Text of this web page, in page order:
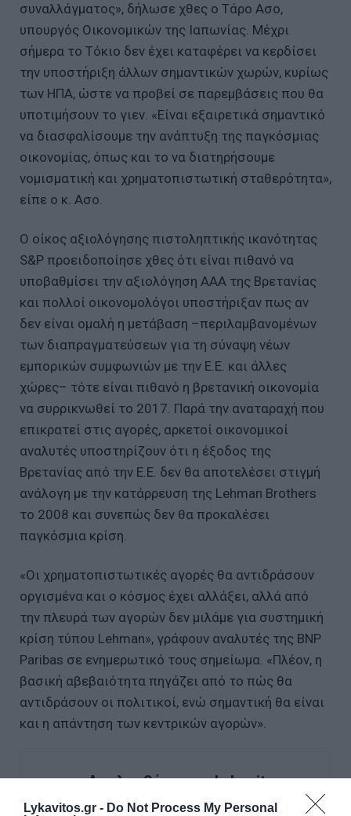
Lykavitos.gr - Do Not Process My Personal
συναλλάγματος», δήλωσε χθες ο Τάρο Ασο,
υπουργός Οικονομικών της Ιαπωνίας. Μέχρι
σήμερα το Τόκιο δεν έχει καταφέρει να κερδίσει
την υποστήριξη άλλων σημαντικών χωρών, κυρίως
των ΗΠΑ, ώστε να προβεί σε παρεμβάσεις που θα
υποτιμήσουν το γιεν. «Είναι εξαιρετικά σημαντικό
να διασφαλίσουμε την ανάπτυξη της παγκόσμιας
οικονομίας, όπως και το να διατηρήσουμε
νομισματική και χρηματοπιστωτική σταθερότητα»,
είπε ο κ. Ασο.
Ο οίκος αξιολόγησης πιστοληπτικής ικανότητας
S&P προειδοποίησε χθες ότι είναι πιθανό να
υποβαθμίσει την αξιολόγηση ΑΑΑ της Βρετανίας
και πολλοί οικονομολόγοι υποστήριξαν πως αν
δεν είναι ομαλή η μετάβαση –περιλαμβανομένων
των διαπραγματεύσεων για τη σύναψη νέων
εμπορικών συμφωνιών με την Ε.Ε. και άλλες
χώρες– τότε είναι πιθανό η βρετανική οικονομία
να συρρικνωθεί το 2017. Παρά την αναταραχή που
επικρατεί στις αγορές, αρκετοί οικονομικοί
αναλυτές υποστηρίζουν ότι η έξοδος της
Βρετανίας από την Ε.Ε. δεν θα αποτελέσει στιγμή
ανάλογη με την κατάρρευση της Lehman Brothers
το 2008 και συνεπώς δεν θα προκαλέσει
παγκόσμια κρίση.
«Οι χρηματοπιστωτικές αγορές θα αντιδράσουν
οργισμένα και ο κόσμος έχει αλλάξει, αλλά από
την πλευρά των αγορών δεν μιλάμε για συστημική
κρίση τύπου Lehman», γράφουν αναλυτές της BNP
Paribas σε ενημερωτικό τους σημείωμα. «Πλέον, η
βασική αβεβαιότητα πηγάζει από το πώς θα
αντιδράσουν οι πολιτικοί, ενώ σημαντική θα είναι
και η απάντηση των κεντρικών αγορών».
Ακολουθήστε το Lykavitos.gr
στο Google News